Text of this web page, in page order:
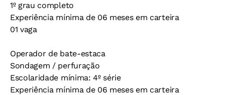
1º grau completo
Experiência mínima de 06 meses em carteira
01 vaga
Operador de bate-estaca
Sondagem / perfuração
Escolaridade mínima: 4º série
Experiência mínima de 06 meses em carteira